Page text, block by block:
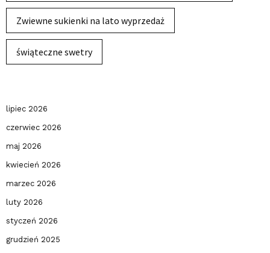
Zwiewne sukienki na lato wyprzedaż
świąteczne swetry
lipiec 2026
czerwiec 2026
maj 2026
kwiecień 2026
marzec 2026
luty 2026
styczeń 2026
grudzień 2025